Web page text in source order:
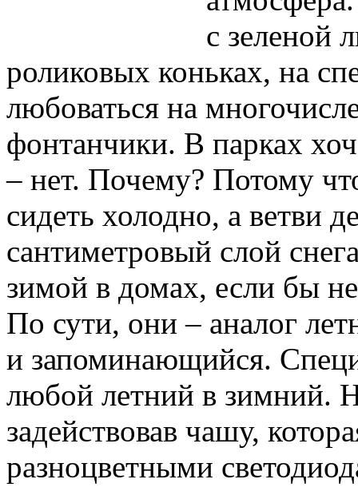
с зеленой
роликовых коньках, на
любоваться на
фонтанчики. В парках
– нет. Почему? Потому
сидеть холодно, а ветви
сантиметровый слой
зимой в домах, если бы
По сути, они – аналог
и запоминающийся.
любой летний в зимний.
задействовав чашу,
разноцветными